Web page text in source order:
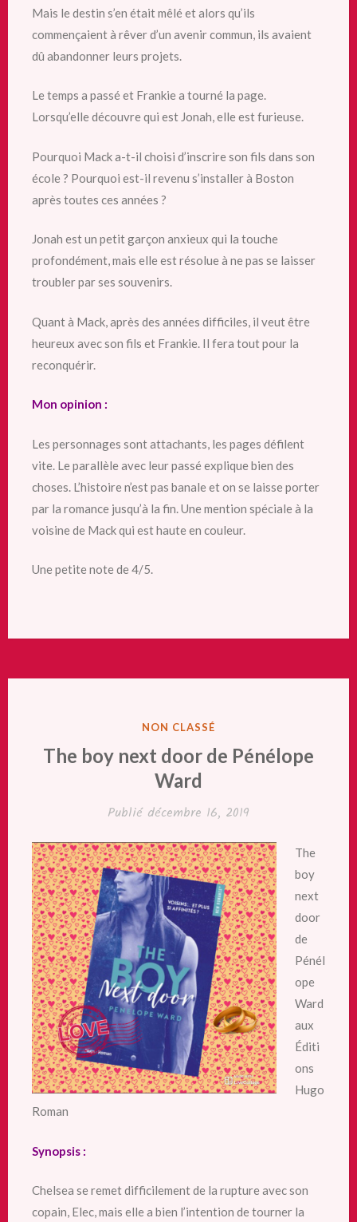
Mais le destin s’en était mêlé et alors qu’ils
commençaient à rêver d’un avenir commun, ils avaient
dû abandonner leurs projets.
Le temps a passé et Frankie a tourné la page.
Lorsqu’elle découvre qui est Jonah, elle est furieuse.
Pourquoi Mack a-t-il choisi d’inscrire son fils dans son
école ? Pourquoi est-il revenu s’installer à Boston
après toutes ces années ?
Jonah est un petit garçon anxieux qui la touche
profondément, mais elle est résolue à ne pas se laisser
troubler par ses souvenirs.
Quant à Mack, après des années difficiles, il veut être
heureux avec son fils et Frankie. Il fera tout pour la
reconquérir.
Mon opinion :
Les personnages sont attachants, les pages défilent
vite. Le parallèle avec leur passé explique bien des
choses. L’histoire n’est pas banale et on se laisse porter
par la romance jusqu’à la fin. Une mention spéciale à la
voisine de Mack qui est haute en couleur.
Une petite note de 4/5.
PUBLIÉ
NON CLASSÉ
The boy next door de Pénélope
Ward
Publié décembre 16, 2019
The
boy
next
door
de
Pénél
ope
Ward
aux
Éditi
ons
Hugo
Roman
Synopsis :
Chelsea se remet difficilement de la rupture avec son
copain, Elec, mais elle a bien l’intention de tourner la